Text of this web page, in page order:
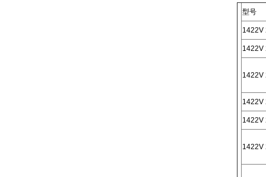
型号
1422V
1422V
1422V
1422V
1422V
1422V